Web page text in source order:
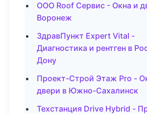
ООО Roof Сервис - Окна и
Воронеж
ЗдравПункт Expert Vital -
Диагностика и рентген в
Дону
Проект-Строй Этаж Pro -
двери в Южно-Сахалинск
Техстанция Drive Hybrid -